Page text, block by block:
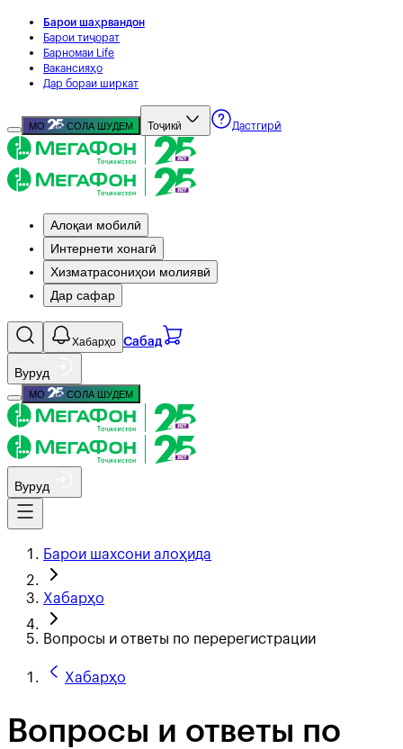
Барои шаҳрвандон
Барои тиҷорат
Барномаи Life
Вакансияҳо
Дар бораи ширкат
МО СОЛА ШУДЕМ Тоҷикӣ Дастгирӣ
Алоқаи мобилӣ
Интернети хонагӣ
Хизматрасониҳои молиявӣ
Дар сафар
Хабарҳо Сабад
Вуруд
МО СОЛА ШУДЕМ
Вуруд
Барои шахсони алоҳида
Хабарҳо
Вопросы и ответы по перерегистрации
Хабарҳо
Вопросы и ответы по